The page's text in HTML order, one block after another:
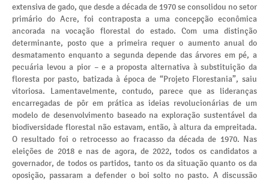
extensiva de gado, que desde a década de 1970 se consolidou no setor
primário do Acre, foi contraposta a uma concepção econômica
ancorada na vocação florestal do estado. Com uma distinção
determinante, posto que a primeira requer o aumento anual do
desmatamento enquanto a segunda depende das árvores em pé, a
pecuária levou a pior – e a proposta alternativa à substituição da
floresta por pasto, batizada à época de “Projeto Florestania”, saiu
vitoriosa. Lamentavelmente, contudo, parece que as lideranças
encarregadas de pôr em prática as ideias revolucionárias de um
modelo de desenvolvimento baseado na exploração sustentável da
biodiversidade florestal não estavam, então, à altura da empreitada.
O resultado foi o retrocesso ao fracasso da década de 1970. Nas
eleições de 2018 e nas de agora, de 2022, todos os candidatos a
governador, de todos os partidos, tanto os da situação quanto os da
oposição, passaram a defender o boi solto no pasto. A discussão